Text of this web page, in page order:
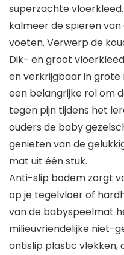
superzachte
kalmeer de spieren
voeten. Verwerp de
Dik- en groot
en verkrijgbaar in
een belangrijke rol om
tegen pijn tijdens het
ouders de baby
genieten van de
mat uit één stuk.
Anti-slip bodem zorgt
op je tegelvloer of
van de babyspeelmat
milieuvriendelijke niet-
antislip plastic vlekken,